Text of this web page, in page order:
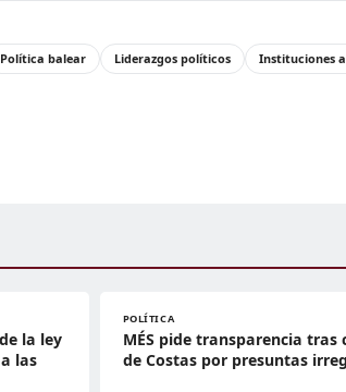
Política balear Liderazgos políticos Instituciones
la ley
las
POLÍTICA
MÉS pide transparencia tras
de Costas por presuntas